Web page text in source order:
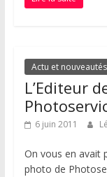
Actu et nouveautés
L’Editeur
6 juin 2011
On vous en avait
photo de